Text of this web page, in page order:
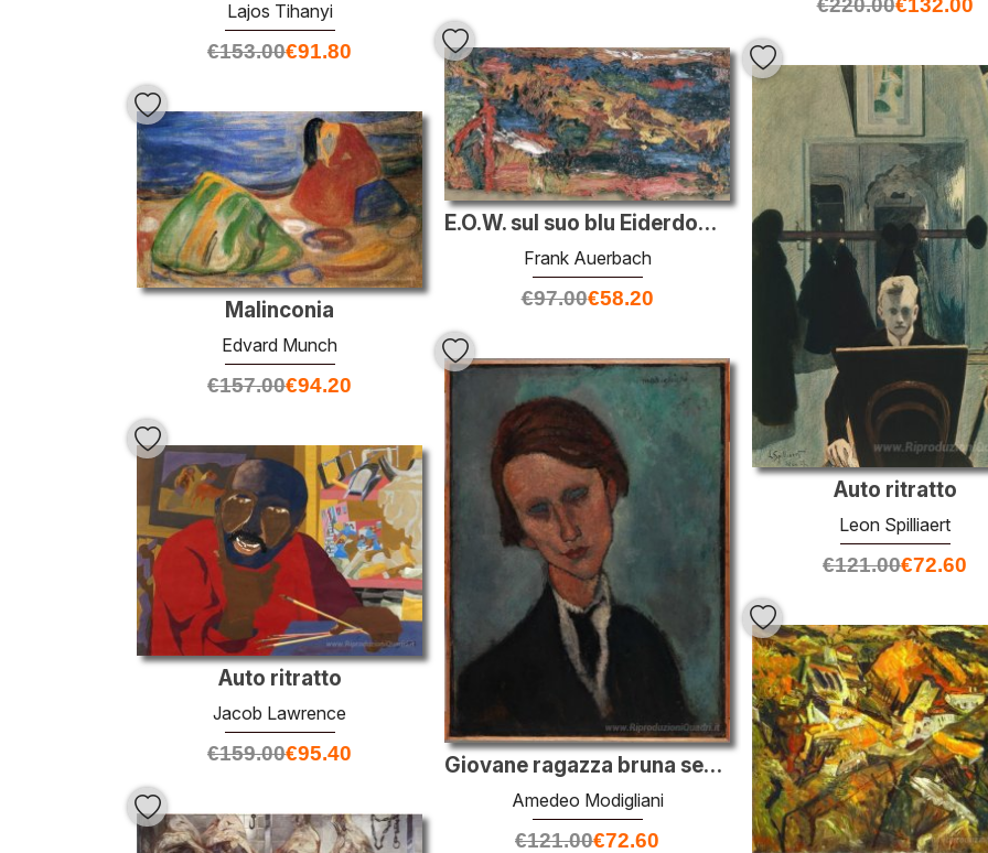
Lajos Tihanyi
€153.00€91.80
€220.00€132.00
E.O.W. sul suo blu Eiderdown III
Frank Auerbach
€97.00€58.20
Auto ritratto
Leon Spilliaert
€121.00€72.60
Malinconia
Edvard Munch
€157.00€94.20
Giovane ragazza bruna seduta
Amedeo Modigliani
€121.00€72.60
Auto ritratto
Jacob Lawrence
€159.00€95.40